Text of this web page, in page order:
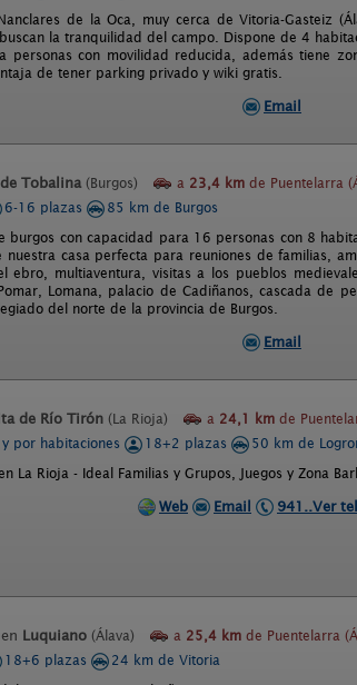
de la Oca, muy cerca de Vitoria-Gasteiz
la tranquilidad del campo. Dispone de 4
personas con movilidad reducida, además tiene
de tener parking privado y wiki gratis.
Email
Tobalina (Burgos) a 23,4 km de Puentelarra
6-16 plazas
85 km de Burgos
burgos con capacidad para 16 personas con 8
casa perfecta para reuniones de familias,
ebro, multiaventura, visitas a los pueblos
Lomana, palacio de Cadiñanos, cascada de
del norte de la provincia de Burgos.
Email
de Río Tirón (La Rioja) a 24,1 km de
por habitaciones
18+2 plazas 50 km de
La Rioja - Ideal Familias y Grupos, Juegos y Zona
Web
Email 941..Ver
Luquiano (Álava) a 25,4 km de Puentelarra
18+6 plazas
24 km de Vitoria